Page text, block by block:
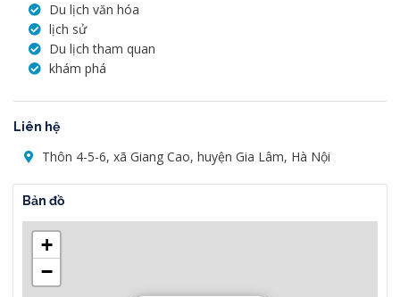
Du lịch văn hóa
lịch sử
Du lịch tham quan
khám phá
Liên hệ
Thôn 4-5-6, xã Giang Cao, huyện Gia Lâm, Hà Nội
Bản đồ
+
−